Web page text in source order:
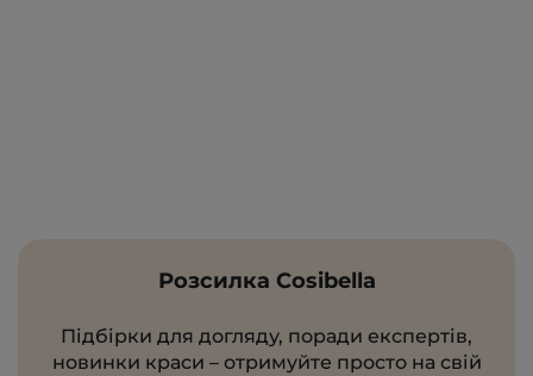
Розсилка Cosibella
Підбірки для догляду, поради експертів,
новинки краси – отримуйте просто на свій